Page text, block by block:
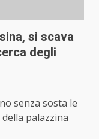
si scava
degli
senza sosta le
palazzina